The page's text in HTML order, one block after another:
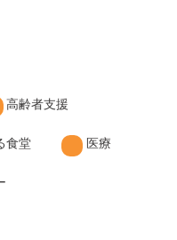
高齢者支援
食堂 医療